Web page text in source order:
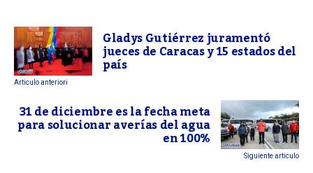
Gladys Gutiérrez juramentó
jueces de Caracas y 15 estados del
país
Articulo anteriori
31 de diciembre es la fecha meta
para solucionar averías del agua
en 100%
Siguiente articulo